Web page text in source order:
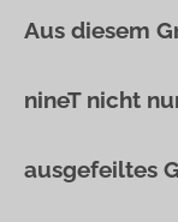
Aus diesem
nineT nicht
ausgefeiltes